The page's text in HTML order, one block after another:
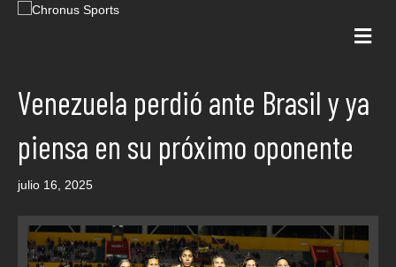
Venezuela perdió ante Brasil y ya
piensa en su próximo oponente
julio 16, 2025